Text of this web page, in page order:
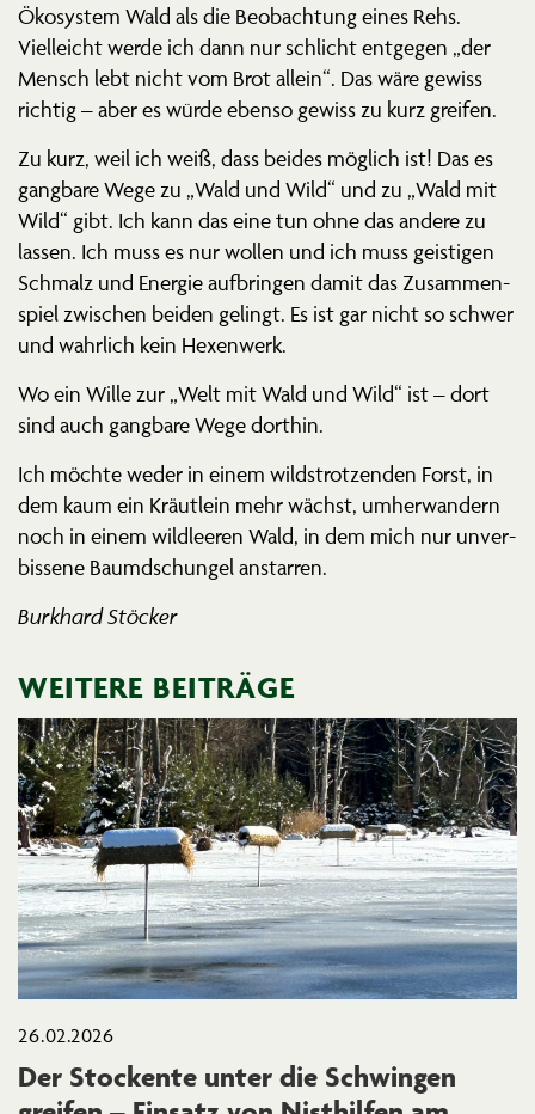
Ökosystem Wald als die Beobachtung eines Rehs.
Vielleicht werde ich dann nur schlicht entgegen „der
Mensch lebt nicht vom Brot allein“. Das wäre gewiss
richtig – aber es würde ebenso gewiss zu kurz greifen.
Zu kurz, weil ich weiß, dass beides möglich ist! Das es
gangbare Wege zu „Wald und Wild“ und zu „Wald mit
Wild“ gibt. Ich kann das eine tun ohne das andere zu
lassen. Ich muss es nur wollen und ich muss geistigen
Schmalz und Energie aufbringen damit das Zusam­men­
spiel zwischen beiden gelingt. Es ist gar nicht so schwer
und wahrlich kein Hexenwerk.
Wo ein Wille zur „Welt mit Wald und Wild“ ist – dort
sind auch gangbare Wege dorthin.
Ich möchte weder in einem wildstrot­zenden Forst, in
dem kaum ein Kräutlein mehr wächst, umher­wandern
noch in einem wildleeren Wald, in dem mich nur unver­
bissene Baumdschungel anstarren.
Burkhard Stöcker
WEITERE BEITRÄGE
26.02.2026
Der Stockente unter die Schwingen